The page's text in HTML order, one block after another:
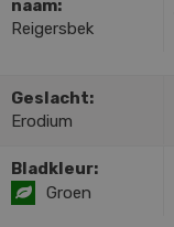
naam:
Reigersbek
Geslacht:
Erodium
Bladkleur:
Groen